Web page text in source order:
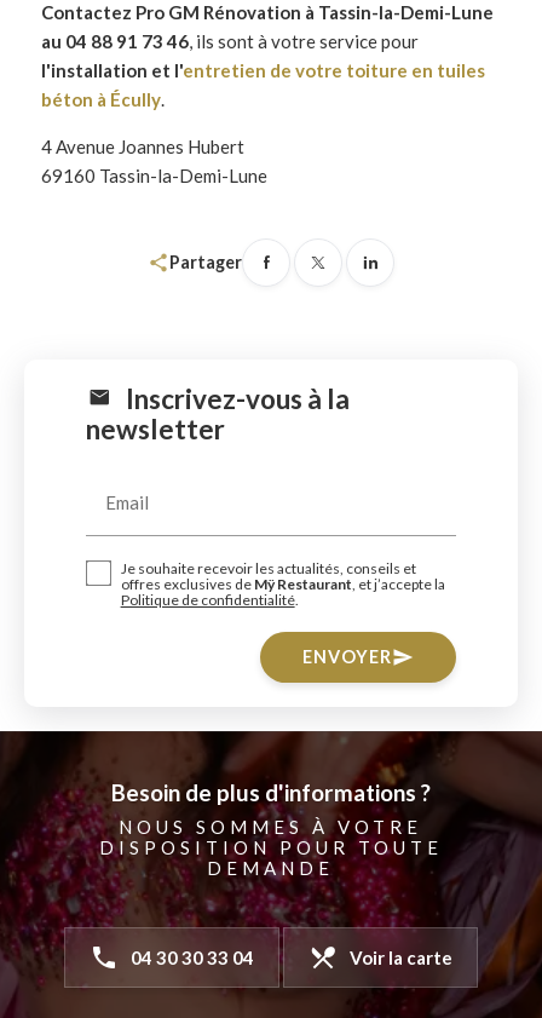
Contactez Pro GM Rénovation à Tassin-la-Demi-Lune
au 04 88 91 73 46, ils sont à votre service pour
l'installation et l'entretien de votre toiture en tuiles
béton à Écully.
4 Avenue Joannes Hubert
69160 Tassin-la-Demi-Lune
share Partager
Inscrivez-vous à la
newsletter
Email
Je souhaite recevoir les actualités, conseils et
offres exclusives de Mÿ Restaurant, et j’accepte la
Politique de confidentialité.
ENVOYERsend
Besoin de plus d'informations ?
NOUS SOMMES À VOTRE
DISPOSITION POUR TOUTE
DEMANDE
phone 04 30 30 33 04 local_dining Voir la carte